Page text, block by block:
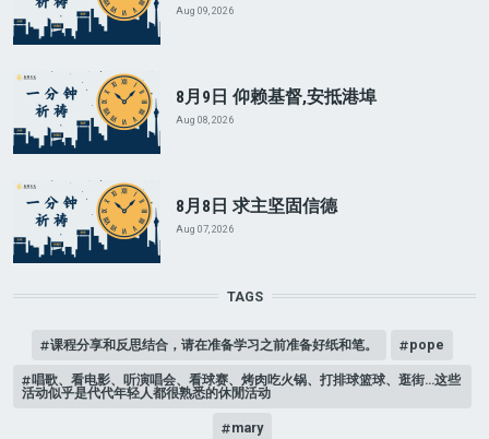
Aug 09, 2026
8月9日 仰赖基督,安抵港埠
Aug 08, 2026
8月8日 求主坚固信德
Aug 07, 2026
TAGS
课程分享和反思结合，请在准备学习之前准备好纸和笔。 pope
唱歌、看电影、听演唱会、看球赛、烤肉吃火锅、打排球篮球、逛街…这些
活动似乎是代代年轻人都很熟悉的休閒活动
mary